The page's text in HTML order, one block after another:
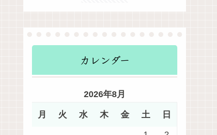
カレンダー
2026年8月
月 火 水 木 金 土 日